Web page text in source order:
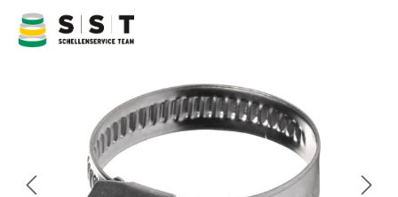
Bildergalerie überspringen